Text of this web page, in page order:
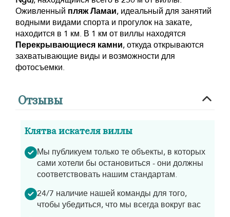
Оживленный пляж Ламаи, идеальный для занятий
водными видами спорта и прогулок на закате,
находится в 1 км. В 1 км от виллы находятся
Перекрывающиеся камни, откуда открываются
захватывающие виды и возможности для
фотосъемки.
Отзывы
Клятва искателя виллы
Мы публикуем только те объекты, в которых
сами хотели бы остановиться - они должны
соответствовать нашим стандартам.
24/7 наличие нашей команды для того,
чтобы убедиться, что мы всегда вокруг вас